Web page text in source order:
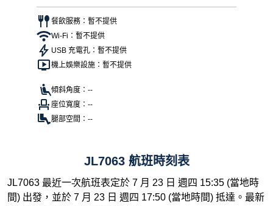
餐飲服務：暫不提供
Wi-Fi：暫不提供
USB 充電孔：暫不提供
機上娛樂設施：暫不提供
傾斜角度：--
座位寬度：--
腿部空間：--
JL7063 航班時刻表
JL7063 最近一次航班表定於 7 月 23 日 週四 15:35 (當地時
間) 出發，並於 7 月 23 日 週四 17:50 (當地時間) 抵達。最新